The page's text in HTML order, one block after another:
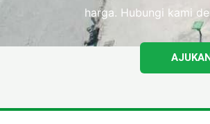
harga. Hubungi kami